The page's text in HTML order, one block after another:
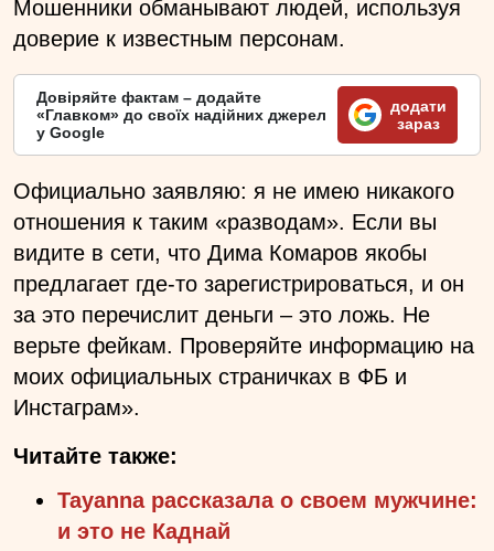
Мошенники обманывают людей, используя
доверие к известным персонам.
Довіряйте фактам – додайте
«Главком» до своїх надійних джерел
у Google
додати
зараз
Официально заявляю: я не имею никакого
отношения к таким «разводам». Если вы
видите в сети, что Дима Комаров якобы
предлагает где-то зарегистрироваться, и он
за это перечислит деньги – это ложь. Не
верьте фейкам. Проверяйте информацию на
моих официальных страничках в ФБ и
Инстаграм».
Читайте также:
Tayanna рассказала о своем мужчине:
и это не Каднай